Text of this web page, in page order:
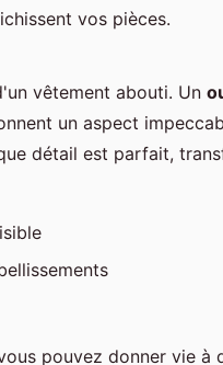
vos pièces.
vêtement abouti. Un
un aspect
détail est parfait,
pouvez donner vie à